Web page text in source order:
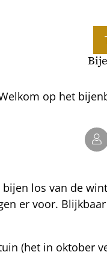
op het
los van de
er voor.
(het in oktober